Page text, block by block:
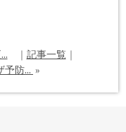
｜ 記事一覧｜
予防... »